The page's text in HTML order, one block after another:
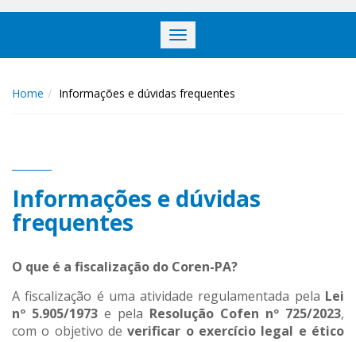
Toggle
navigation
Home Informações e dúvidas frequentes
Informações e dúvidas
frequentes
O que é a fiscalização do Coren-PA?
A fiscalização é uma atividade regulamentada pela Lei
nº 5.905/1973 e pela Resolução Cofen nº 725/2023,
com o objetivo deverificar o exercício legal e ético